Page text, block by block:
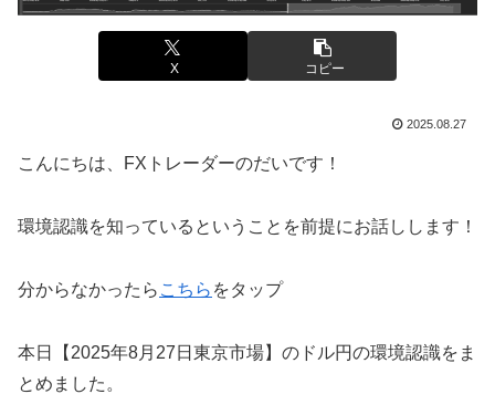
X コピー
2025.08.27
こんにちは、FXトレーダーのだいです！
環境認識を知っているということを前提にお話しします！
分からなかったら こちら をタップ
本日【2025年8月27日東京市場】のドル円の環境認識をま
とめました。